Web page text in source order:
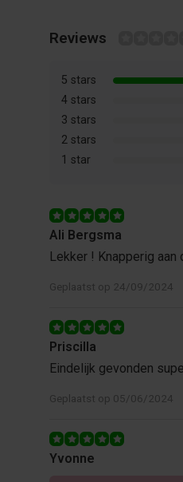
Reviews
5 stars
4 stars
3 stars
2 stars
1 star
Ali Bergsma
Lekker ! Knapperig aan
Geplaatst op 24/09/2024
Priscilla
Eindelijk gevonden
Geplaatst op 05/06/2024
Yvonne